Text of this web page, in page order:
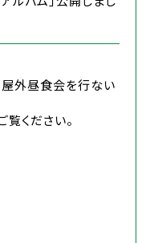
外昼食会を行ない
ください。